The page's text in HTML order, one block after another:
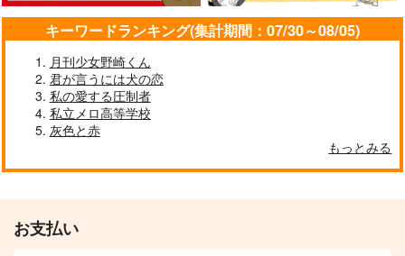
キーワードランキング(集計期間：07/30～08/05)
月刊少女野崎くん
君が言うには犬の恋
私の愛する圧制者
私立メロ高等学校
灰色と赤
もっとみる
お支払い